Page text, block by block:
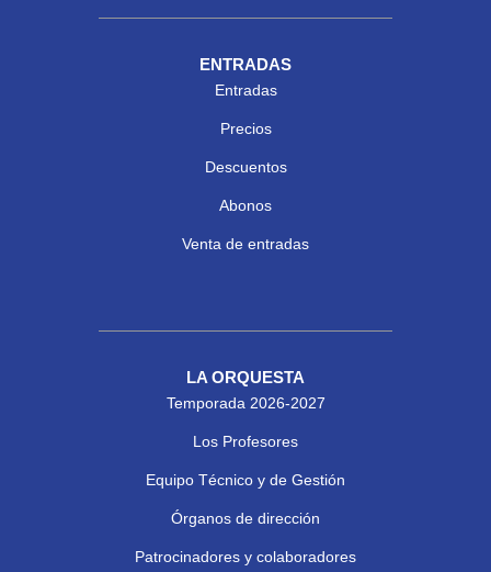
ENTRADAS
Entradas
Precios
Descuentos
Abonos
Venta de entradas
LA ORQUESTA
Temporada 2026-2027
Los Profesores
Equipo Técnico y de Gestión
Órganos de dirección
Patrocinadores y colaboradores